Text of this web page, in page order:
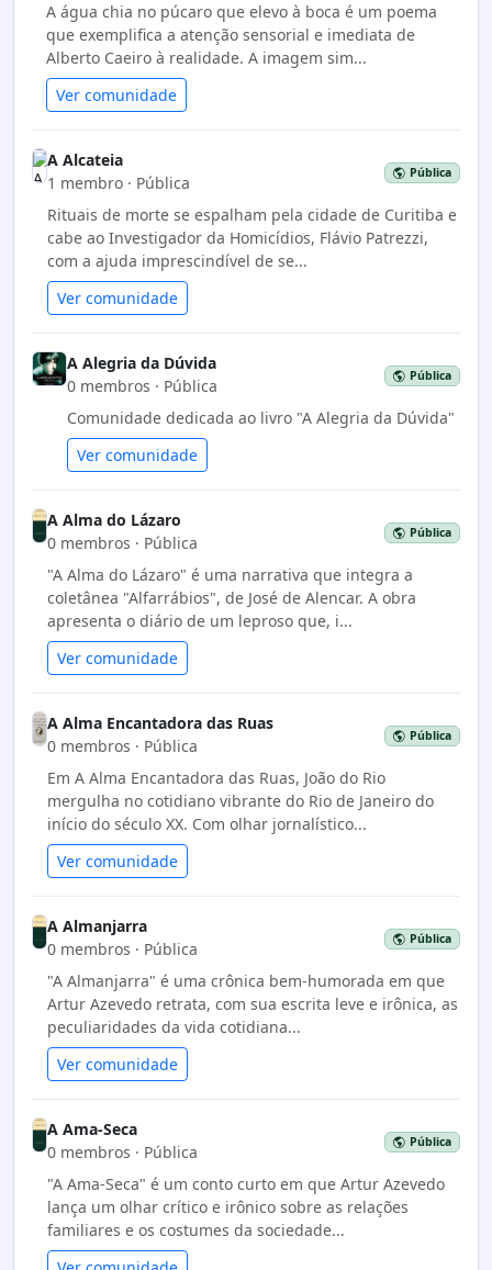
A água chia no púcaro que elevo à boca é um poema
que exemplifica a atenção sensorial e imediata de
Alberto Caeiro à realidade. A imagem sim...
Ver comunidade
A Alcateia
1 membro · Pública
Pública
Rituais de morte se espalham pela cidade de Curitiba e
cabe ao Investigador da Homicídios, Flávio Patrezzi,
com a ajuda imprescindível de se...
Ver comunidade
A Alegria da Dúvida
0 membros · Pública
Pública
Comunidade dedicada ao livro "A Alegria da Dúvida"
Ver comunidade
A Alma do Lázaro
0 membros · Pública
Pública
"A Alma do Lázaro" é uma narrativa que integra a
coletânea "Alfarrábios", de José de Alencar. A obra
apresenta o diário de um leproso que, i...
Ver comunidade
A Alma Encantadora das Ruas
0 membros · Pública
Pública
Em A Alma Encantadora das Ruas, João do Rio
mergulha no cotidiano vibrante do Rio de Janeiro do
início do século XX. Com olhar jornalístico...
Ver comunidade
A Almanjarra
0 membros · Pública
Pública
"A Almanjarra" é uma crônica bem-humorada em que
Artur Azevedo retrata, com sua escrita leve e irônica, as
peculiaridades da vida cotidiana...
Ver comunidade
A Ama-Seca
0 membros · Pública
Pública
"A Ama-Seca" é um conto curto em que Artur Azevedo
lança um olhar crítico e irônico sobre as relações
familiares e os costumes da sociedade...